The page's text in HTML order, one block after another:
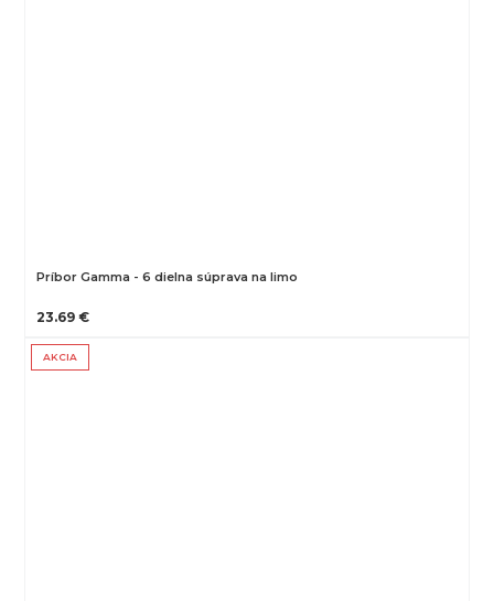
Príbor Gamma - 6 dielna súprava na limo
23.69 €
AKCIA